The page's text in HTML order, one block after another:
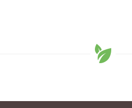
Impact Journals LLC